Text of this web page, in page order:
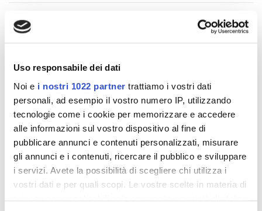
Uso responsabile dei dati
Noi e i nostri 1022 partner trattiamo i vostri dati
personali, ad esempio il vostro numero IP, utilizzando
tecnologie come i cookie per memorizzare e accedere
alle informazioni sul vostro dispositivo al fine di
pubblicare annunci e contenuti personalizzati, misurare
gli annunci e i contenuti, ricercare il pubblico e sviluppare
i servizi. Avete la possibilità di scegliere chi utilizza i
vostri dati e per quali scopi. Le vostre scelte in materia di
Recensioni
Altri prodotti che potrebbero
interessarti
-42% -42%